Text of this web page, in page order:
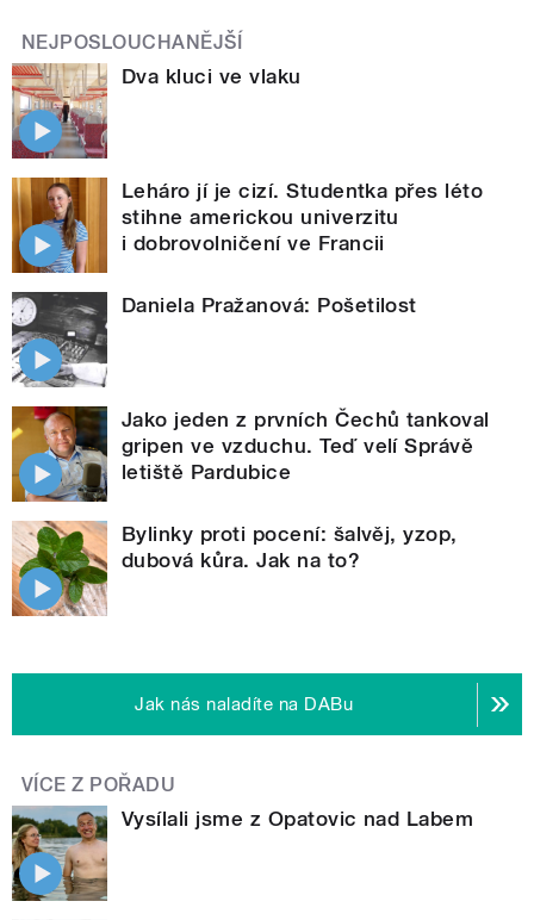
NEJPOSLOUCHANĚJŠÍ
Dva kluci ve vlaku
Leháro jí je cizí. Studentka přes léto
stihne americkou univerzitu
i dobrovolničení ve Francii
Daniela Pražanová: Pošetilost
Jako jeden z prvních Čechů tankoval
gripen ve vzduchu. Teď velí Správě
letiště Pardubice
Bylinky proti pocení: šalvěj, yzop,
dubová kůra. Jak na to?
Jak nás naladíte na DABu
VÍCE Z POŘADU
Vysílali jsme z Opatovic nad Labem